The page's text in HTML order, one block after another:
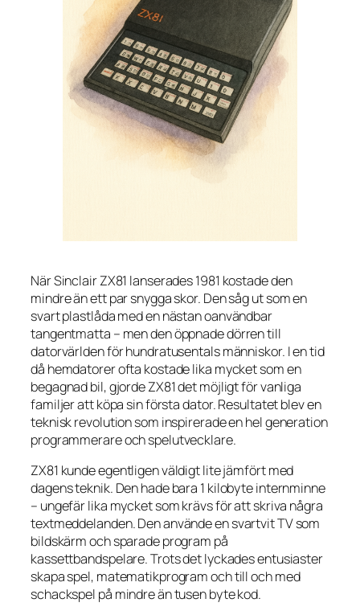
När Sinclair ZX81 lanserades 1981 kostade den
mindre än ett par snygga skor. Den såg ut som en
svart plastlåda med en nästan oanvändbar
tangentmatta – men den öppnade dörren till
datorvärlden för hundratusentals människor. I en tid
då hemdatorer ofta kostade lika mycket som en
begagnad bil, gjorde ZX81 det möjligt för vanliga
familjer att köpa sin första dator. Resultatet blev en
teknisk revolution som inspirerade en hel generation
programmerare och spelutvecklare.
ZX81 kunde egentligen väldigt lite jämfört med
dagens teknik. Den hade bara 1 kilobyte internminne
– ungefär lika mycket som krävs för att skriva några
textmeddelanden. Den använde en svartvit TV som
bildskärm och sparade program på
kassettbandspelare. Trots det lyckades entusiaster
skapa spel, matematikprogram och till och med
schackspel på mindre än tusen byte kod.